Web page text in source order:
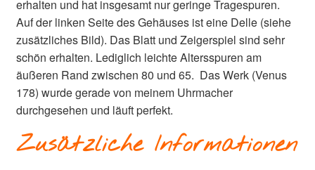
erhalten und hat insgesamt nur geringe Tragespuren.
Auf der linken Seite des Gehäuses ist eine Delle (siehe
zusätzliches Bild). Das Blatt und Zeigerspiel sind sehr
schön erhalten. Lediglich leichte Altersspuren am
äußeren Rand zwischen 80 und 65. Das Werk (Venus
178) wurde gerade von meinem Uhrmacher
durchgesehen und läuft perfekt.
Zusätzliche Informationen